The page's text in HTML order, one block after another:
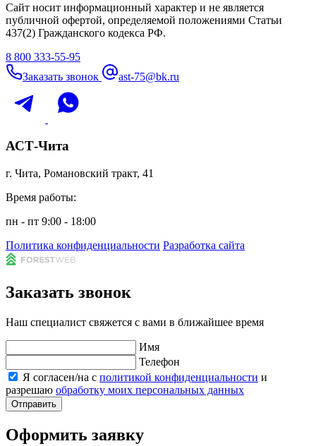
Сайт носит информационный характер и не является
публичной офертой, определяемой положениями Статьи
437(2) Гражданского кодекса РФ.
8 800 333-55-95
Заказать звонок
ast-75@bk.ru
АСТ-Чита
г. Чита, Романовский тракт, 41
Время работы:
пн - пт 9:00 - 18:00
Политика конфиденциальности Разработка сайта
Заказать звонок
Наш специалист свяжется с вами в ближайшее время
Имя
Телефон
Я согласен/на с политикой конфиденциальности и
разрешаю обработку моих персональных данных
Отправить
Оформить заявку